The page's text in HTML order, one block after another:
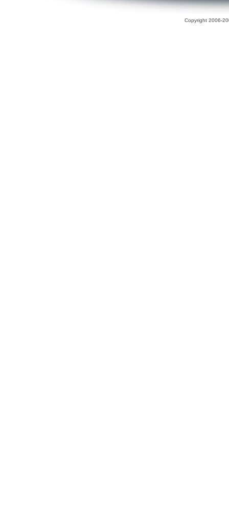
Copyright 2006-